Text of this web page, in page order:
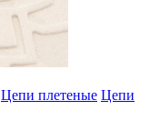
Цепи плетеные Цепи